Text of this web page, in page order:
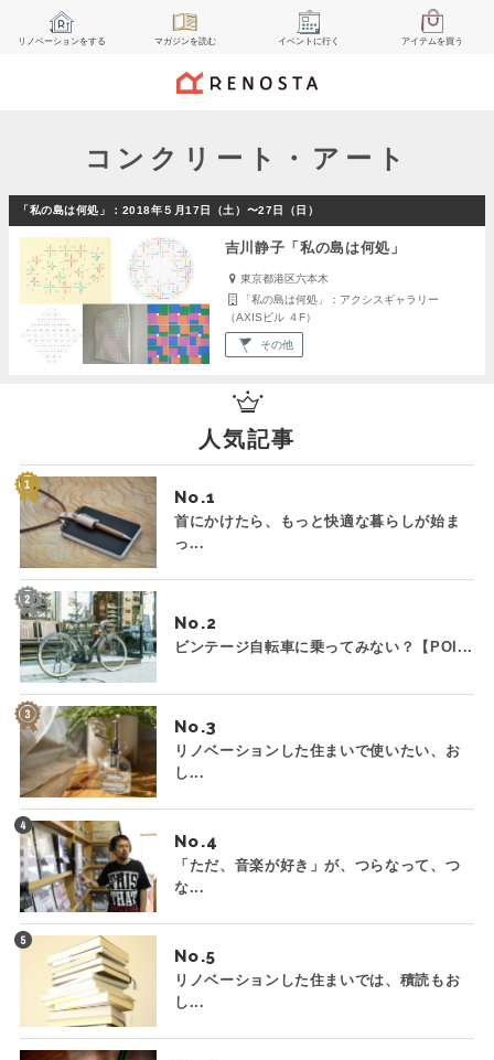
リノベーションをする マガジンを読む イベント に行く アイテムを買う
コンクリート・アート
「私の島は何処」：2018年５月17日（土）〜27日（日）
吉川静子「私の島は何処」
東京都港区六本木
「私の島は何処」：アクシスギャラリー
（AXISビル ４F）
その他
人気記事
No.
首にかけたら、もっと快適な暮らしが始ま
っ...
No.
ビンテージ自転車に乗ってみない？【POI...
No.
リノベーションした住まいで使いたい、お
し...
No.
「ただ、音楽が好き」が、つらなって、つ
な...
No.
リノベーションした住まいでは、積読もお
し...